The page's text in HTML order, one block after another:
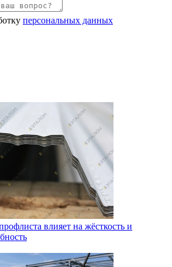
персональных данных
влияет на жёсткость и